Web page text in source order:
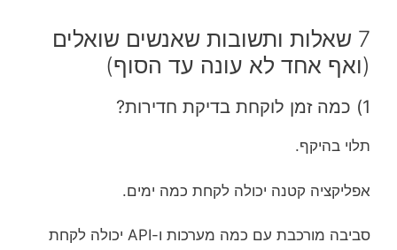
7 שאלות ותשובות שאנשים שואלים
(ואף אחד לא עונה עד הסוף)
1) כמה זמן לוקחת בדיקת חדירות?
תלוי בהיקף.
אפליקציה קטנה יכולה לקחת כמה ימים.
סביבה מורכבת עם כמה מערכות ו-API יכולה לקחת